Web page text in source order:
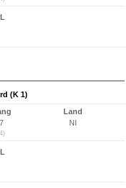
(K 1)
Land
NI